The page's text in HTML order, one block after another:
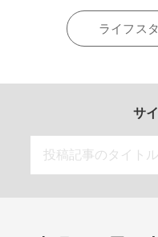
ライフス
サ